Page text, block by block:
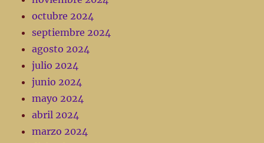
octubre 2024
septiembre 2024
agosto 2024
julio 2024
junio 2024
mayo 2024
abril 2024
marzo 2024